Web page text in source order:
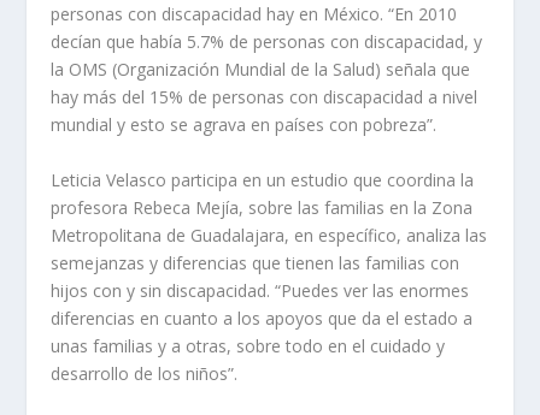
personas con discapacidad hay en México. “En 2010
decían que había 5.7% de personas con discapacidad, y
la OMS (Organización Mundial de la Salud) señala que
hay más del 15% de personas con discapacidad a nivel
mundial y esto se agrava en países con pobreza”.
Leticia Velasco participa en un estudio que coordina la
profesora Rebeca Mejía, sobre las familias en la Zona
Metropolitana de Guadalajara, en específico, analiza las
semejanzas y diferencias que tienen las familias con
hijos con y sin discapacidad. “Puedes ver las enormes
diferencias en cuanto a los apoyos que da el estado a
unas familias y a otras, sobre todo en el cuidado y
desarrollo de los niños”.